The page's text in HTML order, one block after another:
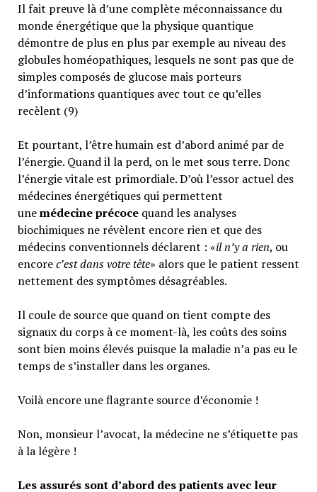
Il fait preuve là d’une complète méconnaissance du
monde énergétique que la physique quantique
démontre de plus en plus par exemple au niveau des
globules homéopathiques, lesquels ne sont pas que de
simples composés de glucose mais porteurs
d’informations quantiques avec tout ce qu’elles
recèlent (9)
Et pourtant, l’être humain est d’abord animé par de
l’énergie. Quand il la perd, on le met sous terre. Donc
l’énergie vitale est primordiale. D’où l’essor actuel des
médecines énergétiques qui permettent
unemédecine précoce quand les analyses
biochimiques ne révèlent encore rien et que des
médecins conventionnels déclarent : «il n’y a rien, ou
encorec’est dans votre tête» alors que le patient ressent
nettement des symptômes désagréables.
Il coule de source que quand on tient compte des
signaux du corps à ce moment-là, les coûts des soins
sont bien moins élevés puisque la maladie n’a pas eu le
temps de s’installer dans les organes.
Voilà encore une flagrante source d’économie !
Non, monsieur l’avocat, la médecine ne s’étiquette pas
à la légère !
Les assurés sont d’abord des patients avec leur